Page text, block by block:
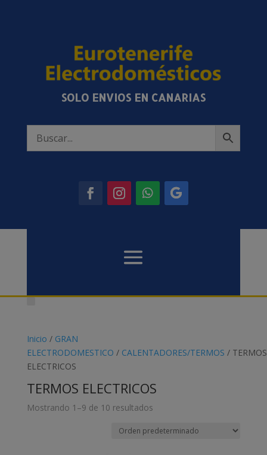
SOLO ENVIOS EN CANARIAS
Inicio / GRAN
ELECTRODOMESTICO / CALENTADORES/TERMOS / TERMOS
ELECTRICOS
TERMOS ELECTRICOS
Mostrando 1–9 de 10 resultados